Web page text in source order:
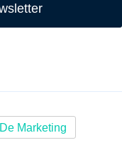
Marketing